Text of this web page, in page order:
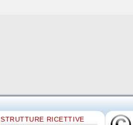
STRUTTURE RICETTIVE